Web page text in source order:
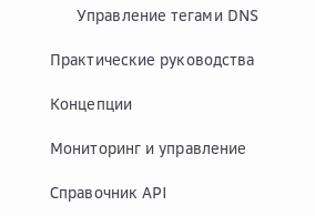
Управление тегами DNS
Практические руководства
Концепции
Мониторинг и управление
Справочник API